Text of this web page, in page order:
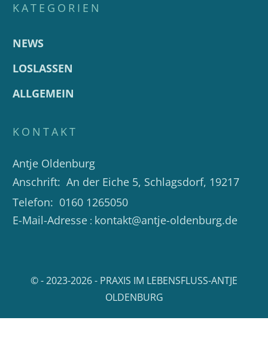
KATEGORIEN
NEWS
LOSLASSEN
ALLGEMEIN
KONTAKT
Antje Oldenburg
Anschrift: An der Eiche 5, Schlagsdorf, 19217
Telefon: 0160 1265050
E-Mail-Adresse : kontakt@antje-oldenburg.de
© - 2023-2026- PRAXIS IM LEBENSFLUSS-ANTJE
OLDENBURG